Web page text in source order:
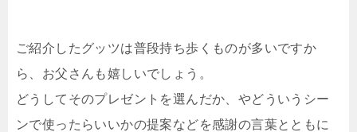
ご紹介したグッツは普段持ち歩くものが多いですか
ら、お父さんも嬉しいでしょう。
どうしてそのプレゼントを選んだか、やどういうシー
ンで使ったらいいかの提案などを感謝の言葉とともに